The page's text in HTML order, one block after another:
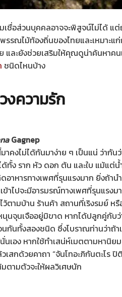
เชื่อส่วนบุคคลอาจจะพิสูจน์ไม่ได้ แ
รรณไม้ท้องถิ่นของไทยและเหมาะแ
ละยังช่วยเสริมให้คุณดูน่าค้นหาค
ชนิดไหนบ้าง
งความรัก
Gagnep
าคงไม่ได้กันมาง่าย ๆ เป็นแน่ ว่ากั
ด้ทั้ง ราก หัว ดอก ต้น และใบ แม้แ
าหารทางเพศที่รุนแรงมาก ยิ่งถ้าน
ข้าไปจะมีอารมรณ์ทางเพศที่รุนแรง
ว้ตามบ้าน ร้านค้า สถานที่เริงรมย์
นจุนเจืออยู่มิขาด หากได้ปลูกคู่กับ
กันทั้งสองชนิด ซึ่งโบราณท่านว่าถ้
อง หากใช้ทำเสน่ห์เมตตามหานิย
กด้วยคาถา “จันโทอะภิกันตะโร ปิ
ตามตัวจะให้ผลวิเศษนัก